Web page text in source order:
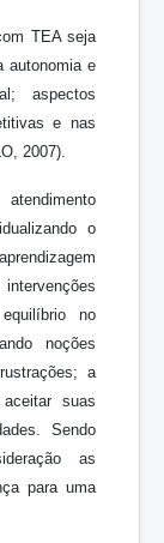
TEA seja
autonomia e
aspectos
e nas
2007).
o
no
noções
a
suas
Sendo
as
para uma